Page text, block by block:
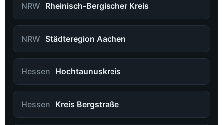
NRW Rheinisch-Bergischer Kreis
NRW Städteregion Aachen
Hessen Hochtaunuskreis
Hessen Kreis Bergstraße